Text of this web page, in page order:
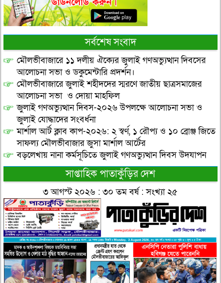
সর্বশেষ সংবাদ
মৌলভীবাজারে ১১ দলীয় ঐক্যের জুলাই গণঅভ্যুত্থান দিবসের
আলোচনা সভা ও ডকুমেন্টারি প্রদর্শন।
মৌলভীবাজারে জুলাই শহীদদের স্মরণে জাতীয় ছাত্রসমাজের
আলোচনা সভা ও দোয়া মাহফিল
জুলাই গণঅভ্যুত্থান দিবস-২০২৬ উপলক্ষে আলোচনা সভা ও
জুলাই যোদ্ধাদের সংবর্ধনা
মার্শাল আর্ট ক্লাব কাপ-২০২৬: ২ স্বর্ণ, ১ রৌপ্য ও ১০ ব্রোঞ্জ জিতে
সাফল্য মৌলভীবাজার জুসা মার্শাল আর্টের
বড়লেখায় নানা কর্মসূচিতে জুলাই গণঅভ্যুত্থান দিবস উদযাপন
সাপ্তাহিক পাতাকুঁড়ির দেশ
৩ আগস্ট ২০২৬ : ৩০ তম বর্ষ : সংখ্যা ২৫